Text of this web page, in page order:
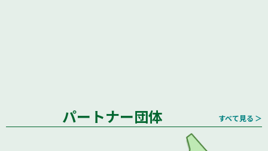
すべて見る ＞
パートナー団体